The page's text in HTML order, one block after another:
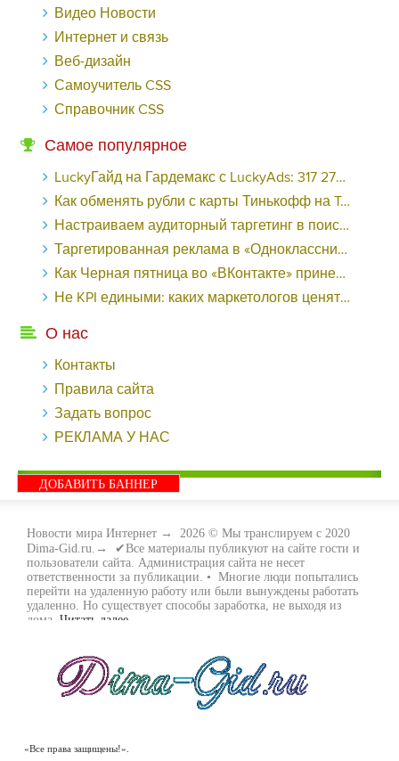
Видео Новости
Интернет и связь
Веб-дизайн
Самоучитель CSS
Справочник CSS
Самое популярное
LuckyГайд на Гардемакс с LuckyAds: 317 279 рублей за 10 дней - «Надо знать»
Как обменять рубли с карты Тинькофф на Tether ERC20 (USDT)?
Настраиваем аудиторный таргетинг в поисковой кампании Google Ads - «Заработок»
Таргетированная реклама в «Одноклассниках»: как ее настроить и нужно ли - «Заработок»
Как Черная пятница во «ВКонтакте» принесла магазину подарков 221 продажу по цене 38 рублей - «Заработок»
Не KPI едиными: каких маркетологов ценят - «Заработок»
О нас
Контакты
Правила сайта
Задать вопрос
РЕКЛАМА У НАС
ДОБАВИТЬ БАННЕР
Новости мира Интернет → 2026 © Мы транслируем с 2020
Dima-Gid.ru.→ ✔Все материалы публикуют на сайте гости и
пользователи сайта. Администрация сайта не несет
ответственности за публикации. • Многие люди попытались
перейти на удаленную работу или были вынуждены работать
удаленно. Но существует способы заработка, не выходя из
дома. Читать далее...
много. Все зависит только от вас, чем вы хотите заняться и, что
вам придётся по душе. Наш сайт собирает для вас всю
полезную информацию и новые виды заработка которые
появляются на просторах интернета каждый день. Просто
заработка.
«Все права защищены!».